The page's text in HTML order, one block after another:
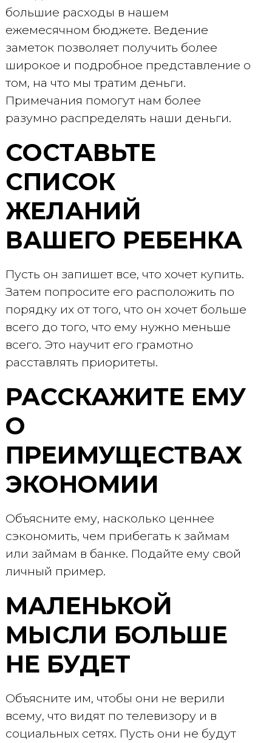
большие расходы в нашем
ежемесячном бюджете. Ведение
заметок позволяет получить более
широкое и подробное представление о
том, на что мы тратим деньги.
Примечания помогут нам более
разумно распределять наши деньги.
СОСТАВЬТЕ
СПИСОК
ЖЕЛАНИЙ
ВАШЕГО РЕБЕНКА
Пусть он запишет все, что хочет купить.
Затем попросите его расположить по
порядку их от того, что он хочет больше
всего до того, что ему нужно меньше
всего. Это научит его грамотно
расставлять приоритеты.
РАССКАЖИТЕ ЕМУ
О
ПРЕИМУЩЕСТВАХ
ЭКОНОМИИ
Объясните ему, насколько ценнее
сэкономить, чем прибегать к займам
или займам в банке. Подайте ему свой
личный пример.
МАЛЕНЬКОЙ
МЫСЛИ БОЛЬШЕ
НЕ БУДЕТ
Объясните им, чтобы они не верили
всему, что видят по телевизору и в
социальных сетях. Пусть они не будут